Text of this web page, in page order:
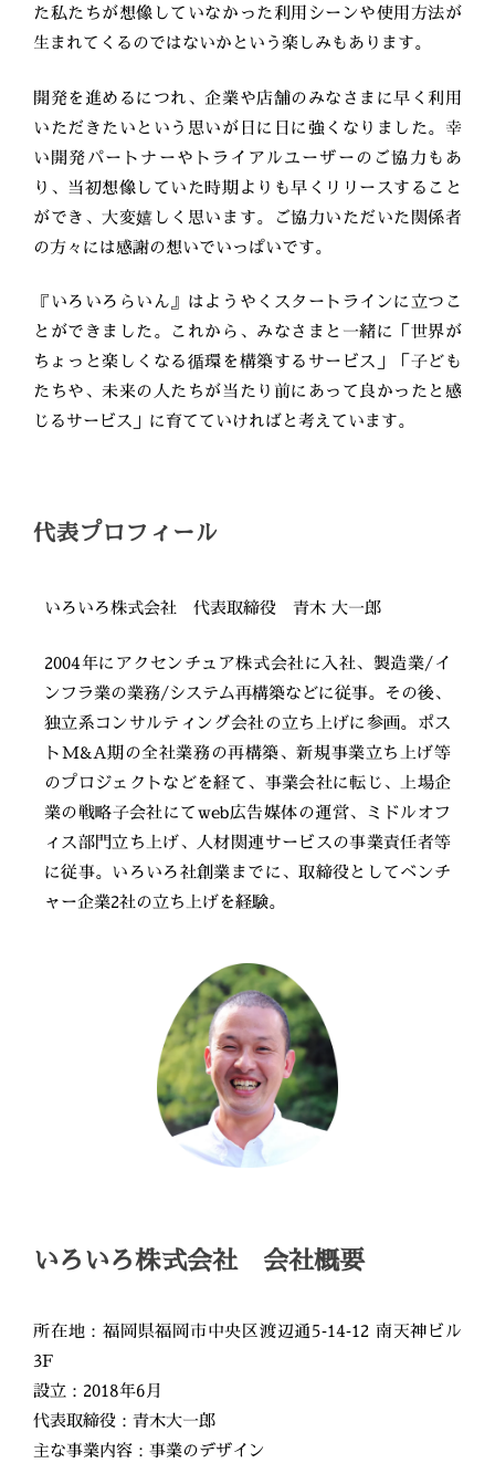
た私たちが想像していなかった利用シーンや使用方法が
生まれてくるのではないかという楽しみもあります。
開発を進めるにつれ、企業や店舗のみなさまに早く利用
いただきたいという思いが日に日に強くなりました。幸
い開発パートナーやトライアルユーザーのご協力もあ
り、当初想像していた時期よりも早くリリースすること
ができ、大変嬉しく思います。ご協力いただいた関係者
の方々には感謝の想いでいっぱいです。
『いろいろらいん』はようやくスタートラインに立つこ
とができました。これから、みなさまと一緒に「世界が
ちょっと楽しくなる循環を構築するサービス」「子ども
たちや、未来の人たちが当たり前にあって良かったと感
じるサービス」に育てていければと考えています。
代表プロフィール
いろいろ株式会社 代表取締役 青木 大一郎
2004年にアクセンチュア株式会社に入社、製造業/イ
ンフラ業の業務/システム再構築などに従事。その後、
独立系コンサルティング会社の立ち上げに参画。ポス
トM&A期の全社業務の再構築、新規事業立ち上げ等
のプロジェクトなどを経て、事業会社に転じ、上場企
業の戦略子会社にてweb広告媒体の運営、ミドルオフ
ィス部門立ち上げ、人材関連サービスの事業責任者等
に従事。いろいろ社創業までに、取締役としてベンチ
ャー企業2社の立ち上げを経験。
いろいろ株式会社 会社概要
所在地：福岡県福岡市中央区渡辺通5‐14‐12 南天神ビル
3F
設立：2018年6月
代表取締役：青木大一郎
主な事業内容：事業のデザイン